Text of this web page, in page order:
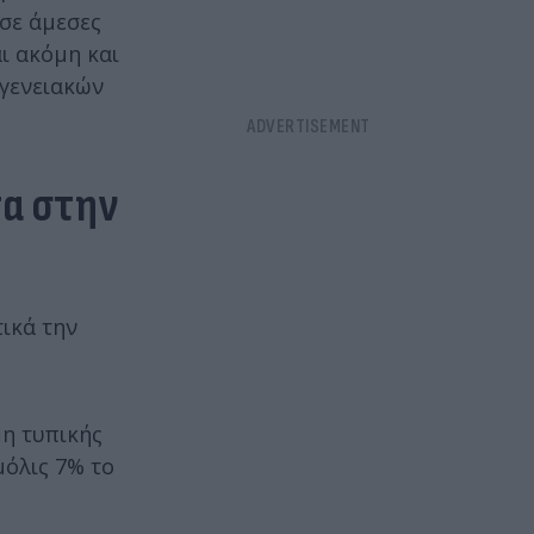
άμεσες
ακόμη και
στην
την
τυπικής
7% το